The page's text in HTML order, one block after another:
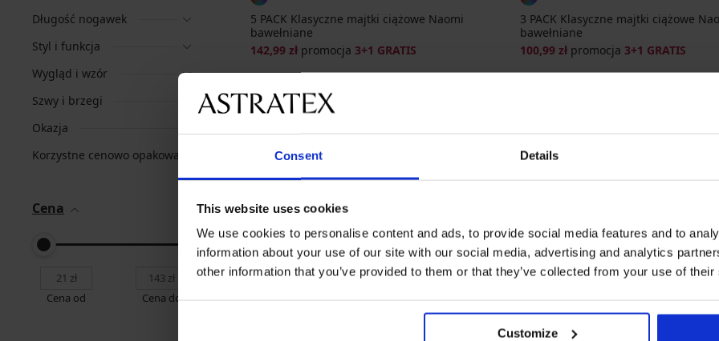
Consent Details
This website uses cookies
We use cookies to personalise content and ads, to provide social media features and to
information about your use of our site with our social media, advertising and analytics
other information that you’ve provided to them or that they’ve collected from your use of
Customize
Długość nogawek
Styl i funkcja
Wygląd i wzór
Szwy i brzegi
Okazja
Korzystne cenowo opakowania
Cena
Cena od Cena do
5 PACK Klasyczne majtki ciążowe Naomi
bawełniane
142,99 zł promocja 3+1 GRATIS
3 PACK Klasyczne majtki ciążowe
bawełniane
100,99 zł promocja 3+1 GRATIS
Najpopularniejsze marki
Astratex
Dorina Lupo
Najczęściej wybierane kolory
beżowy
czarny biały różowy